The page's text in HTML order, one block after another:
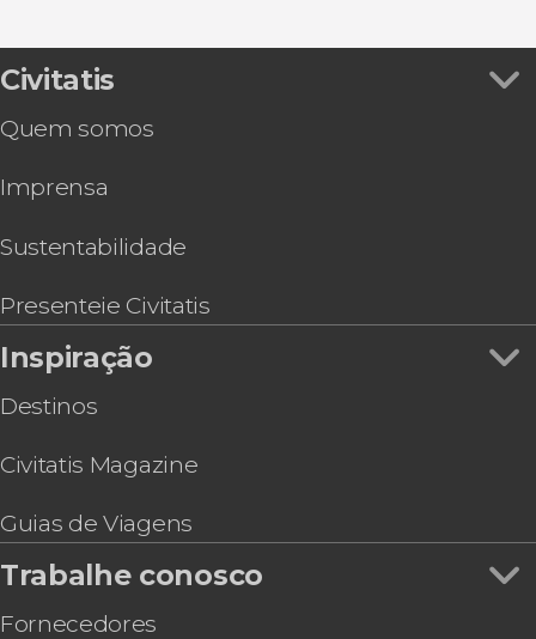
4x4
Trilhas em Ushuaia
Mundo
Aventura noturna de moto de neve, trenó e
Trilha na Laguna Esmeralda
Tierra Mayor
Trilha pelo glaciar Martial
Passeio de cavalo pelo lago Escondido
Trilha até o glaciar Ojo del Albino
Trilha ao entardecer pelo Monte Susana
Civitatis
Quem somos
Imprensa
Sustentabilidade
Presenteie Civitatis
Inspiração
Destinos
Civitatis Magazine
Guias de Viagens
Trabalhe conosco
Fornecedores